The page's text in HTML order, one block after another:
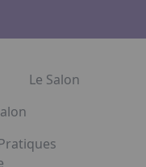
Le Salon